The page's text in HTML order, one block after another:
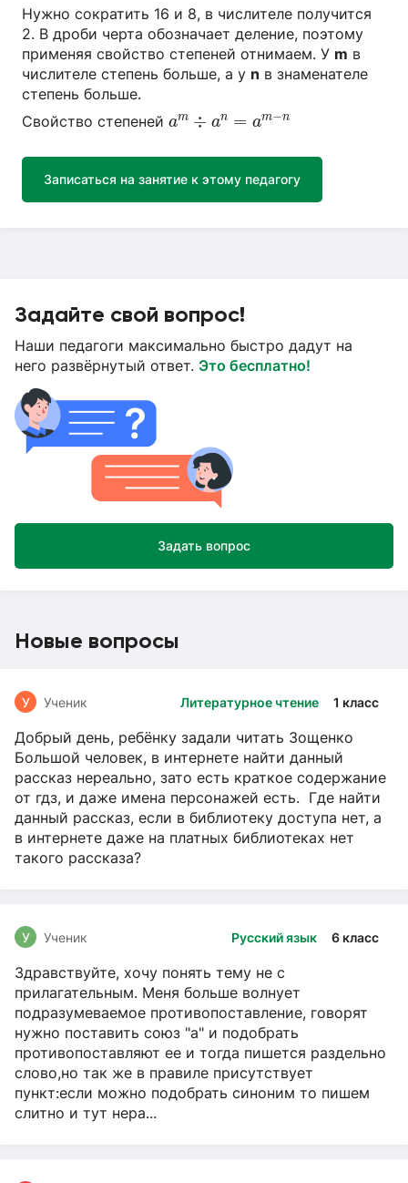
Нужно сократить 16 и 8, в числителе получится
2. В дроби черта обозначает деление, поэтому
применяя свойство степеней отнимаем. У m в
числителе степень больше, а у n в знаменателе
степень больше.
Свойство степеней am ÷ an = am−n
am ÷ an= m−n
Записаться на занятие к этому педагогу
Задайте свой вопрос!
Наши педагоги максимально быстро дадут на
него развёрнутый ответ. Это бесплатно!
Задать вопрос
Новые вопросы
Литературное чтение 1 класс
У Ученик
Добрый день, ребёнку задали читать Зощенко
Большой человек, в интернете найти данный
рассказ нереально, зато есть краткое содержание
от гдз, и даже имена персонажей есть. Где найти
данный рассказ, если в библиотеку доступа нет, а
в интернете даже на платных библиотеках нет
такого рассказа?
Русский язык 6 класс
У Ученик
Здравствуйте, хочу понять тему не с
прилагательным. Меня больше волнует
подразумеваемое противопоставление, говорят
нужно поставить союз "а" и подобрать
противопоставляют ее и тогда пишется раздельно
слово,но так же в правиле присутствует
пункт:если можно подобрать синоним то пишем
слитно и тут нера...